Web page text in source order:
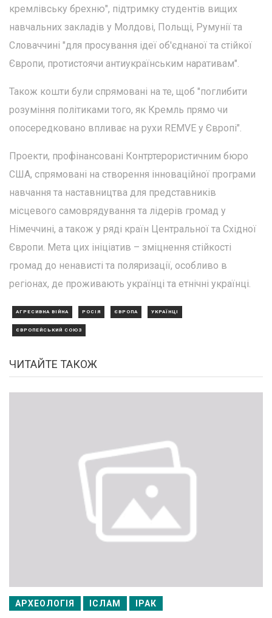
кремлівську брехню", підтримку студентів вищих
навчальних закладів у Молдові, Польщі, Румунії та
Словаччині "для просування ідеї об'єднаної та стійкої
Європи, протистоячи антиукраїнським наративам".
Також кошти були спрямовані на те, щоб "поглибити
розуміння політиками того, як Кремль прямо чи
опосередковано впливає на рухи REMVE у Європі".
Проекти, профінансовані Контртерористичним бюро
США, спрямовані на створення інноваційної програми
навчання та наставництва для представників
місцевого самоврядування та лідерів громад у
Німеччині, а також у ряді країн Центральної та Східної
Європи. Мета цих ініціатив – зміцнення стійкості
громад до ненависті та поляризації, особливо в
регіонах, де проживають українці та етнічні українці.
АГРЕСИВНА ВІЙНА РОСІЯ ЄВРОПА УКРАЇНЦІ
ЄВРОПЕЙСЬКИЙ СОЮЗ
ЧИТАЙТЕ ТАКОЖ
АРХЕОЛОГІЯ ІСЛАМ ІРАК